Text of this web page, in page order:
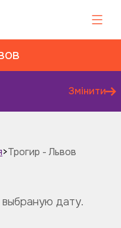
Змінити
>Трогир - Львов
дату.